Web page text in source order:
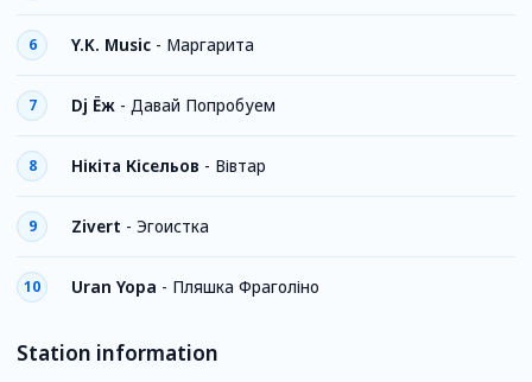
6 Y.K. Music - Маргарита
7 Dj Ёж - Давай Попробуем
8 Нікіта Кісельов - Вівтар
9 Zivert - Эгоистка
10 Uran Yopa - Пляшка Фраголіно
Station information